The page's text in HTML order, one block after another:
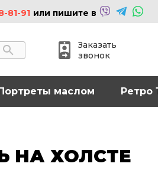
81-91 или пишите в
Заказать
звонок
маслом Ретро
НА ХОЛСТЕ
на холсте
на стекле